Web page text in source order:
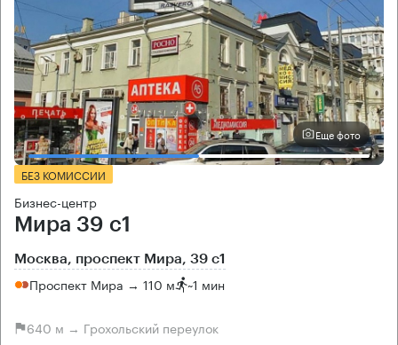
Еще фото
БЕЗ КОМИССИИ
Бизнес-центр
Мира 39 с1
Москва, проспект Мира, 39 с1
Проспект Мира → 110 м ~1 мин
640 м → Грохольский переулок